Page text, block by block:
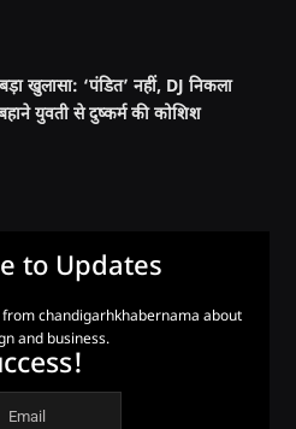
खुलासा: ‘पंडित’ नहीं, DJ निकला
युवती से दुष्कर्म की कोशिश
to Updates
chandigarhkhabernama about
and business.